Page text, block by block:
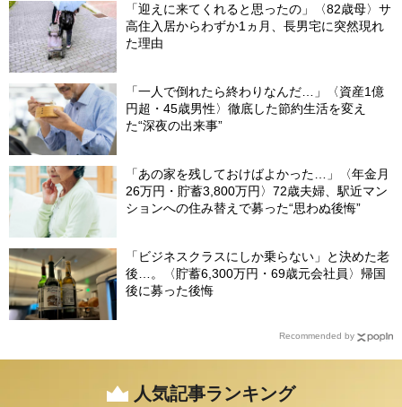
「迎えに来てくれると思ったの」〈82歳母〉サ
高住入居からわずか1ヵ月、長男宅に突然現れ
た理由
「一人で倒れたら終わりなんだ…」〈資産1億
円超・45歳男性〉徹底した節約生活を変え
た“深夜の出来事”
「あの家を残しておけばよかった…」〈年金月
26万円・貯蓄3,800万円〉72歳夫婦、駅近マン
ションへの住み替えで募った“思わぬ後悔”
「ビジネスクラスにしか乗らない」と決めた老
後…。〈貯蓄6,300万円・69歳元会社員〉帰国
後に募った後悔
Recommended by
人気記事ランキング